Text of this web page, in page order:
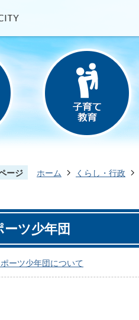
ージ ホーム くらし・行政
ーツ少年団
ーツ少年団について